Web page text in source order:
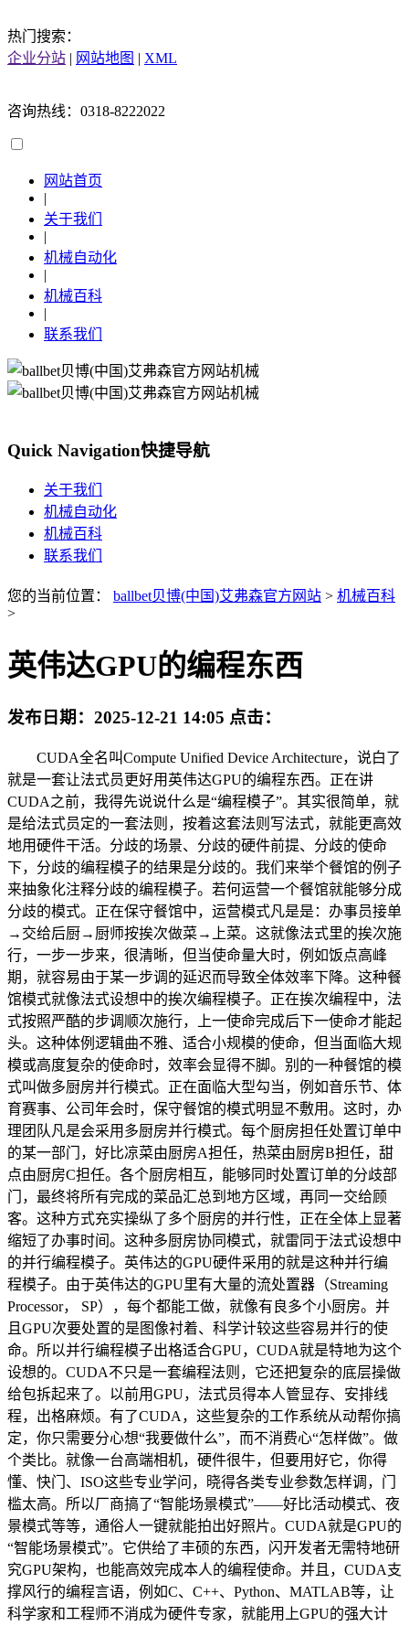
热门搜索：
企业分站 | 网站地图 | XML
咨询热线：0318-8222022
网站首页
|
关于我们
|
机械自动化
|
机械百科
|
联系我们
Quick Navigation快捷导航
关于我们
机械自动化
机械百科
联系我们
您的当前位置： ballbet贝博(中国)艾弗森官方网站 > 机械百科
>
英伟达GPU的编程东西
发布日期： 2025-12-21 14:05 点击：
CUDA全名叫Compute Unified Device Architecture，说白了
就是一套让法式员更好用英伟达GPU的编程东西。正在讲
CUDA之前，我得先说说什么是“编程模子”。其实很简单，就
是给法式员定的一套法则，按着这套法则写法式，就能更高效
地用硬件干活。分歧的场景、分歧的硬件前提、分歧的使命
下，分歧的编程模子的结果是分歧的。我们来举个餐馆的例子
来抽象化注释分歧的编程模子。若何运营一个餐馆就能够分成
分歧的模式。正在保守餐馆中，运营模式凡是是：办事员接单
→交给后厨→厨师按挨次做菜→上菜。这就像法式里的挨次施
行，一步一步来，很清晰，但当使命量大时，例如饭点高峰
期，就容易由于某一步调的延迟而导致全体效率下降。这种餐
馆模式就像法式设想中的挨次编程模子。正在挨次编程中，法
式按照严酷的步调顺次施行，上一使命完成后下一使命才能起
头。这种体例逻辑曲不雅、适合小规模的使命，但当面临大规
模或高度复杂的使命时，效率会显得不脚。别的一种餐馆的模
式叫做多厨房并行模式。正在面临大型勾当，例如音乐节、体
育赛事、公司年会时，保守餐馆的模式明显不敷用。这时，办
理团队凡是会采用多厨房并行模式。每个厨房担任处置订单中
的某一部门，好比凉菜由厨房A担任，热菜由厨房B担任，甜
点由厨房C担任。各个厨房相互，能够同时处置订单的分歧部
门，最终将所有完成的菜品汇总到地方区域，再同一交给顾
客。这种方式充实操纵了多个厨房的并行性，正在全体上显著
缩短了办事时间。这种多厨房协同模式，就雷同于法式设想中
的并行编程模子。英伟达的GPU硬件采用的就是这种并行编
程模子。由于英伟达的GPU里有大量的流处置器（Streaming
Processor， SP），每个都能工做，就像有良多个小厨房。并
且GPU次要处置的是图像衬着、科学计较这些容易并行的使
命。所以并行编程模子出格适合GPU，CUDA就是特地为这个
设想的。CUDA不只是一套编程法则，它还把复杂的底层操做
给包拆起来了。以前用GPU，法式员得本人管显存、安排线
程，出格麻烦。有了CUDA，这些复杂的工作系统从动帮你搞
定，你只需要分心想“我要做什么”，而不消费心“怎样做”。做
个类比。就像一台高端相机，硬件很牛，但要用好它，你得
懂、快门、ISO这些专业学问，晓得各类专业参数怎样调，门
槛太高。所以厂商搞了“智能场景模式”——好比活动模式、夜
景模式等等，通俗人一键就能拍出好照片。CUDA就是GPU的
“智能场景模式”。它供给了丰硕的东西，闪开发者无需特地研
究GPU架构，也能高效完成本人的编程使命。并且，CUDA支
撑风行的编程言语，例如C、C++、Python、MATLAB等，让
科学家和工程师不消成为硬件专家，就能用上GPU的强大计